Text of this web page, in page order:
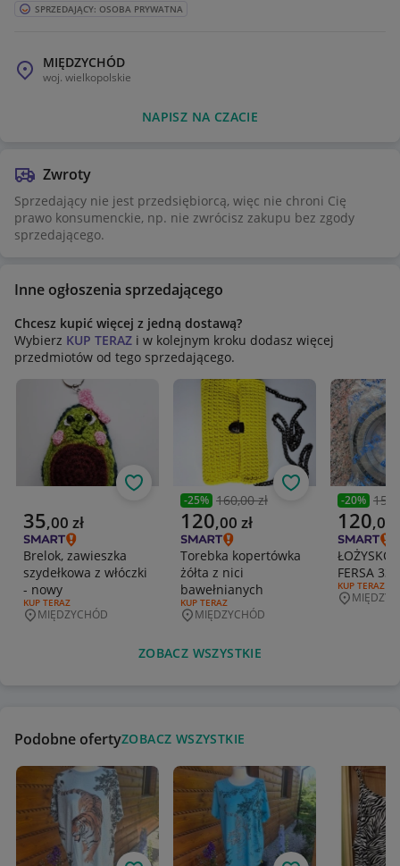
SPRZEDAJĄCY: OSOBA PRYWATNA
MIĘDZYCHÓD
woj. wielkopolskie
NAPISZ NA CZACIE
Zwroty
Sprzedający nie jest przedsiębiorcą, więc nie chroni Cię
prawo konsumenckie, np. nie zwrócisz zakupu bez zgody
sprzedającego.
Inne ogłoszenia sprzedającego
Chcesz kupić więcej z jedną dostawą?
Wybierz KUP TERAZ i w kolejnym kroku dodasz więcej
przedmiotów od tego sprzedającego.
Aktualna cena
35,00 zł
Brelok, zawieszka
szydełkowa z włóczki
- nowy
RODZAJ OFERTY:
KUP TERAZ
Miejscowość
MIĘDZYCHÓD
Obserwuj
Poprzednia cena
-25% 160,00 zł
Aktualna cena
120,00 zł
Torebka kopertówka
żółta z nici
bawełnianych
RODZAJ OFERTY:
KUP TERAZ
Miejscowość
MIĘDZYCHÓD
Obserwuj
-20%
Aktualna
120,00
ŁOŻYSKO
FERSA
RODZAJ
KUP TERAZ
ZOBACZ WSZYSTKIE
Podobne ofertyZOBACZ WSZYSTKIE